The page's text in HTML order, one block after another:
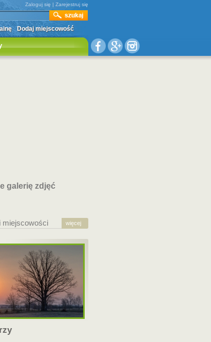
Zaloguj się | Zarejestruj się
Dodaj miejscowość
galerię zdjęć
więcej
miejscowości